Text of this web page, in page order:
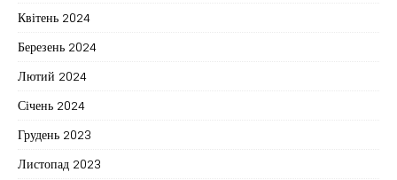
Квітень 2024
Березень 2024
Лютий 2024
Січень 2024
Грудень 2023
Листопад 2023